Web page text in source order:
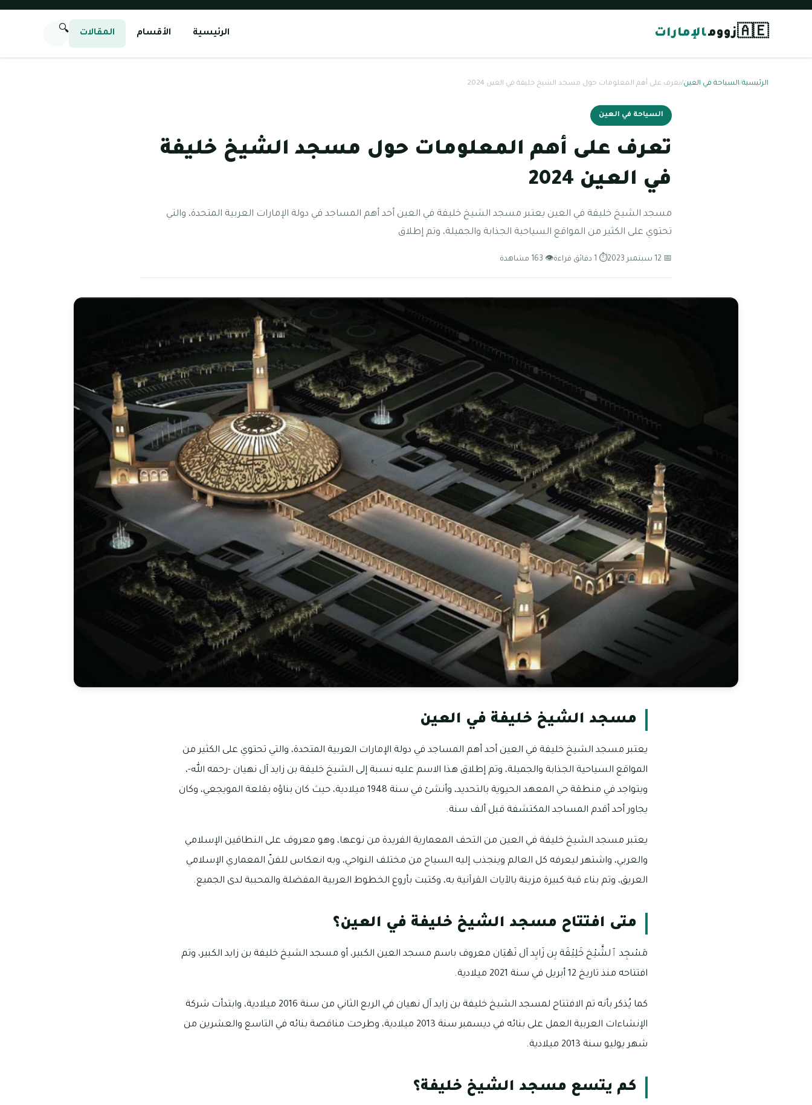
🇦🇪زوومالإمارات الرئيسية الأقسام المقالات 🔍
الرئيسية/السياحة في العين/تعرف على أهم المعلومات حول مسجد الشيخ خليفة في العين 2024
السياحة في العين
تعرف على أهم المعلومات حول مسجد الشيخ خليفة
في العين 2024
مسجد الشيخ خليفة في العين يعتبر مسجد الشيخ خليفة في العين أحد أهم المساجد في دولة الإمارات العربية المتحدة، والتي
تحتوي على الكثير من المواقع السياحية الجذابة والجميلة، وتم إطلاق
📅 12 سبتمبر 2023 ⏱ 1 دقائق قراءة 👁 163 مشاهدة
مسجد الشيخ خليفة في العين
يعتبر مسجد الشيخ خليفة في العين أحد أهم المساجد في دولة الإمارات العربية المتحدة، والتي تحتوي على الكثير من
المواقع السياحية الجذابة والجميلة، وتم إطلاق هذا الاسم عليه نسبة إلى الشيخ خليفة بن زايد آل نهيان -رحمه الله-،
ويتواجد في منطقة حي المعهد الحيوية بالتحديد، وأنشئ في سنة 1948 ميلادية، حيث كان بناؤه بقلعة المويجعي، وكان
يجاور أحد أقدم المساجد المكتشفة قبل ألف سنة.
يعتبر مسجد الشيخ خليفة في العين من التحف المعمارية الفريدة من نوعها، وهو معروف على النطاقين الإسلامي
والعربي، واشتهر ليعرفه كل العالم وينجذب إليه السياح من مختلف النواحي، وبه انعكاس للفنّ المعماري الإسلامي
العريق، وتم بناء قبة كبيرة مزينة بالآيات القرآنية به، وكتبت بأروع الخطوط العربية المفضلة والمحببة لدى الجميع.
متى افتتاح مسجد الشيخ خليفة في العين؟
مَسْجِد ٱلشَّيْخ خَلِيْفَة بِن زَايِد آل نَهْيَان معروف باسم مسجد العين الكبير، أو مسجد الشيخ خليفة بن زايد الكبير، وتم
افتتاحه منذ تاريخ 12 أبريل في سنة 2021 ميلادية.
كما يُذكر بأنه تم الافتتاح لمسجد الشيخ خليفة بن زايد آل نهيان في الربع الثاني من سنة 2016 ميلادية، وابتدأت شركة
الإنشاءات العربية العمل على بنائه في ديسمبر سنة 2013 ميلادية، وطرحت مناقصة بنائه في التاسع والعشرين من
شهر يوليو سنة 2013 ميلادية.
كم يتسع مسجد الشيخ خليفة؟